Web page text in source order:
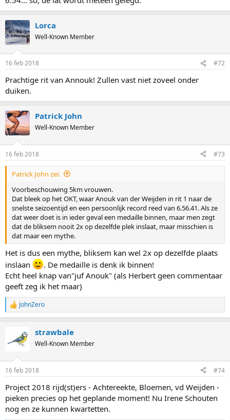
Lorca
Well-Known Member
16 feb 2018 #72
Prachtige rit van Annouk! Zullen vast niet zoveel onder
duiken.
Patrick John
Well-Known Member
16 feb 2018 #73
Patrick John zei:
Voorbeschouwing 5km vrouwen.
Dat bleek op het OKT, waar Anouk van der Weijden in rit 1 naar de
snelste seizoentijd en een persoonlijk record reed van 6.56.41. Als ze
dat weer doet is in ieder geval een medaille binnen, maar men zegt
dat de bliksem nooit 2x op dezelfde plek inslaat, maar misschien is
dat maar een mythe.
Het is dus een mythe, bliksem kan wel 2x op dezelfde plaats
inslaan
. De medaille is denk ik binnen!
Echt heel knap van"juf Anouk" (als Herbert geen commentaar
geeft zeg ik het maar)
R
e
t
s
JohnZero
strawbale
Well-Known Member
16 feb 2018 #74
Project 2018 rijd(st)ers - Achtereekte, Bloemen, vd Weijden -
pieken precies op het geplande moment! Nu Irene Schouten
nog en ze kunnen kwartetten.